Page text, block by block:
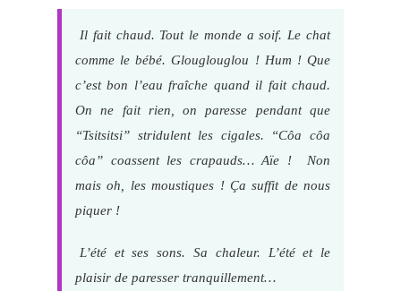
Il fait chaud. Tout le monde a soif. Le chat
comme le bébé. Glouglouglou ! Hum ! Que
c’est bon l’eau fraîche quand il fait chaud.
On ne fait rien, on paresse pendant que
“Tsitsitsi” stridulent les cigales. “Côa côa
côa” coassent les crapauds… Aïe ! Non
mais oh, les moustiques ! Ça suffit de nous
piquer !
L’été et ses sons. Sa chaleur. L’été et le
plaisir de paresser tranquillement…